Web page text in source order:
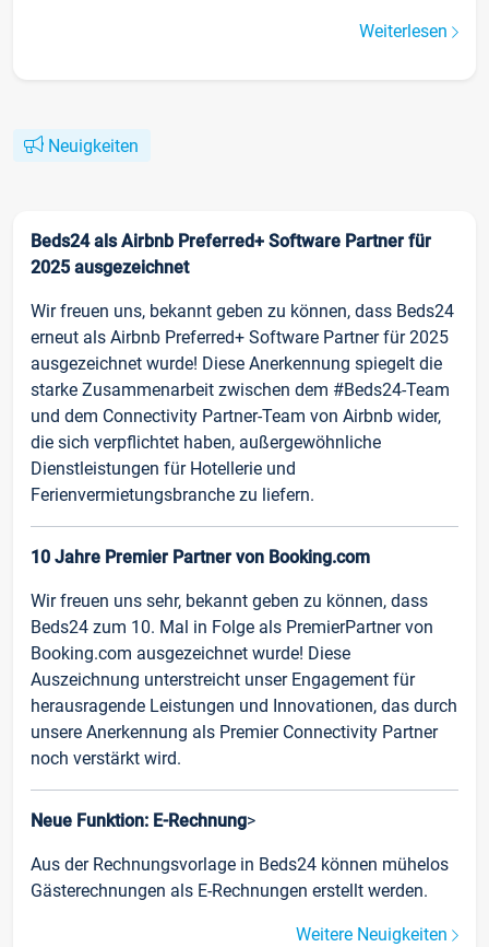
Weiterlesen
Neuigkeiten
Beds24 als Airbnb Preferred+ Software Partner für
2025 ausgezeichnet
Wir freuen uns, bekannt geben zu können, dass Beds24
erneut als Airbnb Preferred+ Software Partner für 2025
ausgezeichnet wurde! Diese Anerkennung spiegelt die
starke Zusammenarbeit zwischen dem #Beds24-Team
und dem Connectivity Partner-Team von Airbnb wider,
die sich verpflichtet haben, außergewöhnliche
Dienstleistungen für Hotellerie und
Ferienvermietungsbranche zu liefern.
10 Jahre Premier Partner von Booking.com
Wir freuen uns sehr, bekannt geben zu können, dass
Beds24 zum 10. Mal in Folge als PremierPartner von
Booking.com ausgezeichnet wurde! Diese
Auszeichnung unterstreicht unser Engagement für
herausragende Leistungen und Innovationen, das durch
unsere Anerkennung als Premier Connectivity Partner
noch verstärkt wird.
Neue Funktion: E-Rechnung>
Aus der Rechnungsvorlage in Beds24 können mühelos
Gästerechnungen als E-Rechnungen erstellt werden.
Weitere Neuigkeiten